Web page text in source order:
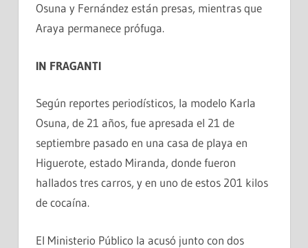
Osuna y Fernández están presas, mientras que
Araya permanece prófuga.
IN FRAGANTI
Según reportes periodísticos, la modelo Karla
Osuna, de 21 años, fue apresada el 21 de
septiembre pasado en una casa de playa en
Higuerote, estado Miranda, donde fueron
hallados tres carros, y en uno de estos 201 kilos
de cocaína.
El Ministerio Público la acusó junto con dos